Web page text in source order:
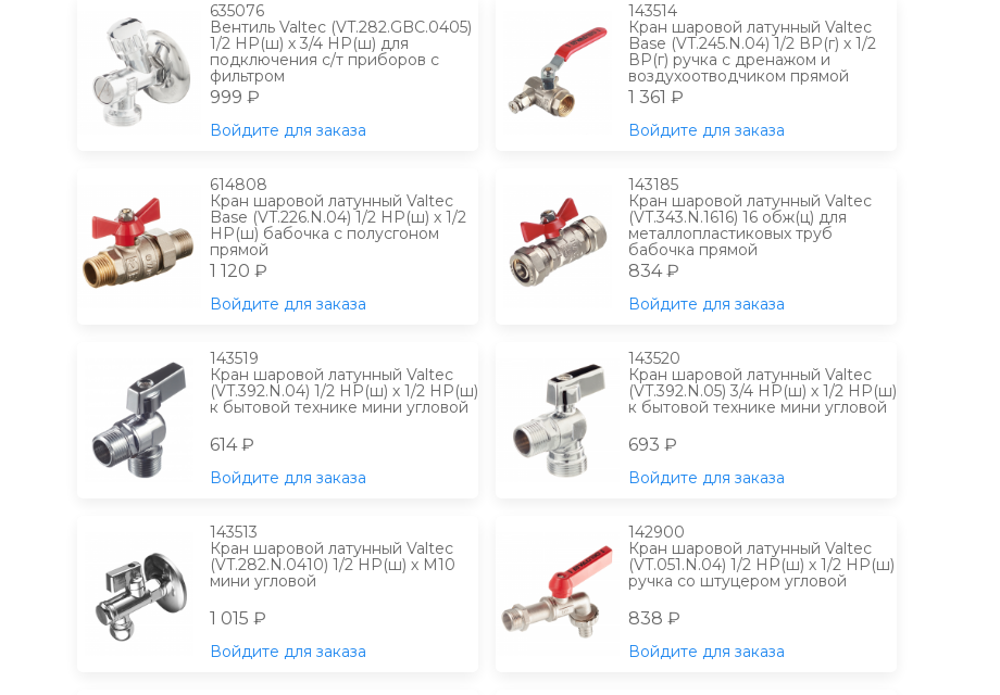
635076
Вентиль Valtec (VT.282.GBC.0405)
1/2 НР(ш) х 3/4 НР(ш) для
подключения с/т приборов с
фильтром
999 ₽
Войдите для заказа
143514
Кран шаровой латунный Valtec
Base (VT.245.N.04) 1/2 ВР(г) х 1/2
ВР(г) ручка с дренажом и
воздухоотводчиком прямой
1 361 ₽
Войдите для заказа
614808
Кран шаровой латунный Valtec
Base (VT.226.N.04) 1/2 НР(ш) х 1/2
НР(ш) бабочка с полусгоном
прямой
1 120 ₽
Войдите для заказа
143185
Кран шаровой латунный Valtec
(VT.343.N.1616) 16 обж(ц) для
металлопластиковых труб
бабочка прямой
834 ₽
Войдите для заказа
143519
Кран шаровой латунный Valtec
(VT.392.N.04) 1/2 НР(ш) х 1/2 НР(ш)
к бытовой технике мини угловой
614 ₽
Войдите для заказа
143520
Кран шаровой латунный Valtec
(VT.392.N.05) 3/4 НР(ш) х 1/2 НР(ш)
к бытовой технике мини угловой
693 ₽
Войдите для заказа
143513
Кран шаровой латунный Valtec
(VT.282.N.0410) 1/2 НР(ш) х М10
мини угловой
1 015 ₽
Войдите для заказа
142900
Кран шаровой латунный Valtec
(VT.051.N.04) 1/2 НР(ш) х 1/2 НР(ш)
ручка со штуцером угловой
838 ₽
Войдите для заказа